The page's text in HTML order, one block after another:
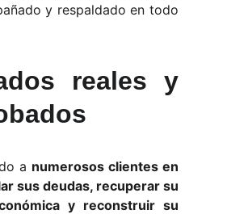
y respaldado en todo
reales y
a numerosos clientes en
sus deudas, recuperar su
y reconstruir su